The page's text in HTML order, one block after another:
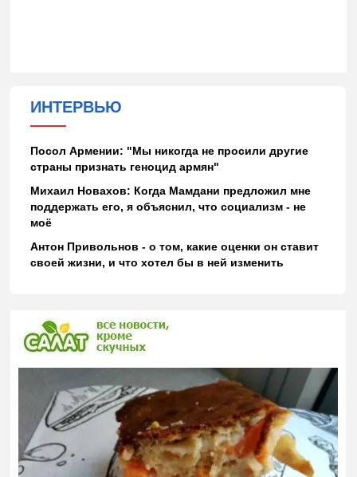
ИНТЕРВЬЮ
Посол Армении: "Мы никогда не просили другие
страны признать геноцид армян"
Михаил Новахов: Когда Мамдани предложил мне
поддержать его, я объяснил, что социализм - не
моё
Антон Привольнов - о том, какие оценки он ставит
своей жизни, и что хотел бы в ней изменить